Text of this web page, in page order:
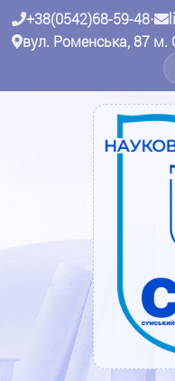
+38(0542)68-59-48•
вул. Роменська, 87 м.